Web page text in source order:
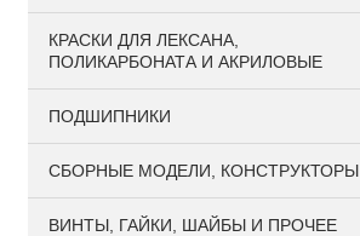
КРАСКИ ДЛЯ ЛЕКСАНА,
ПОЛИКАРБОНАТА И АКРИЛОВЫЕ
ПОДШИПНИКИ
CБОРНЫЕ МОДЕЛИ, КОНСТРУКТОРЫ
ВИНТЫ, ГАЙКИ, ШАЙБЫ И ПРОЧЕЕ